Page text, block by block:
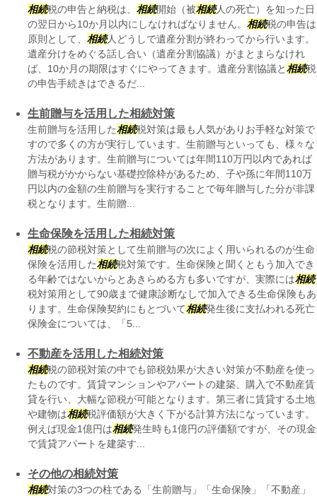
相続税の申告と納税は、相続開始（被相続人の死亡）を知った日
の翌日から10か月以内にしなければなりません。相続税の申告は
原則として、相続人どうしで遺産分割が終わってから行います。
遺産分けをめぐる話し合い（遺産分割協議）がまとまらなけれ
ば、10か月の期限はすぐにやってきます。遺産分割協議と相続税
の申告手続きはできるだ...
生前贈与を活用した相続対策
生前贈与を活用した相続税対策は最も人気がありお手軽な対策で
すので多くの方が実行しています。生前贈与といっても、様々な
方法があります。生前贈与については年間110万円以内であれば
贈与税がかからない基礎控除枠があるため、子や孫に年間110万
円以内の金額の生前贈与を実行することで毎年贈与した分が非課
税となります。生前贈...
生命保険を活用した相続対策
相続税の節税対策として生前贈与の次によく用いられるのが生命
保険を活用した相続税対策です。生命保険と聞くともう加入でき
る年齢ではないからとあきらめる方も多いですが、実際には相続
税対策用として90歳まで健康診断なしで加入できる生命保険もあ
ります。生命保険契約にもとづいて相続発生後に支払われる死亡
保険金については、「5...
不動産を活用した相続対策
相続税の節税対策の中でも節税効果が大きい対策が不動産を使っ
たものです。賃貸マンションやアパートの建築、購入で不動産賃
貸を行い、大幅な節税が可能となります。第三者に賃貸する土地
や建物は相続税評価額が大きく下がる計算方法になっています。
例えば現金1億円は相続発生時も1億円の評価額ですが、その現金
で賃貸アパートを建築す...
その他の相続対策
相続対策の3つの柱である「生前贈与」「生命保険」「不動産」